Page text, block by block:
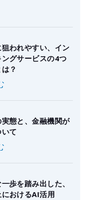
われやすい、イン
グサービスの4つ
？
態と、金融機関が
て
歩を踏み出した、
おけるAI活用